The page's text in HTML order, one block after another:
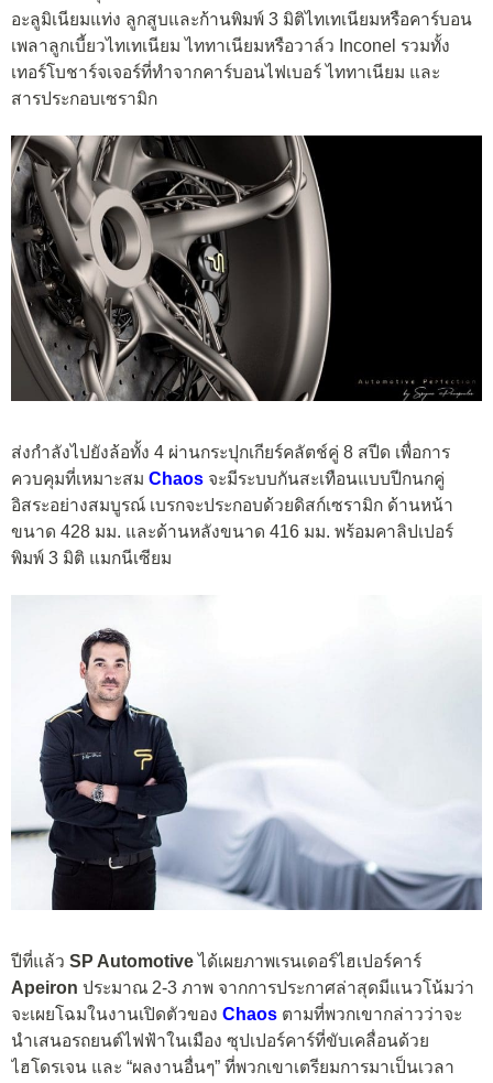
อะลูมิเนียมแท่ง ลูกสูบและก้านพิมพ์ 3 มิติไทเทเนียมหรือคาร์บอน
เพลาลูกเบี้ยวไทเทเนียม ไททาเนียมหรือวาล์ว Inconel รวมทั้ง
เทอร์โบชาร์จเจอร์ที่ทำจากคาร์บอนไฟเบอร์ ไททาเนียม และ
สารประกอบเซรามิก
ส่งกำลังไปยังล้อทั้ง 4 ผ่านกระปุกเกียร์คลัตช์คู่ 8 สปีด เพื่อการ
ควบคุมที่เหมาะสม Chaos จะมีระบบกันสะเทือนแบบปีกนกคู่
อิสระอย่างสมบูรณ์ เบรกจะประกอบด้วยดิสก์เซรามิก ด้านหน้า
ขนาด 428 มม. และด้านหลังขนาด 416 มม. พร้อมคาลิปเปอร์
พิมพ์ 3 มิติ แมกนีเซียม
ปีที่แล้ว SP Automotiveได้เผยภาพเรนเดอร์ไฮเปอร์คาร์
Apeiron ประมาณ 2-3 ภาพ จากการประกาศล่าสุดมีแนวโน้มว่า
จะเผยโฉมในงานเปิดตัวของ Chaos ตามที่พวกเขากล่าวว่าจะ
นำเสนอรถยนต์ไฟฟ้าในเมือง ซุปเปอร์คาร์ที่ขับเคลื่อนด้วย
ไฮโดรเจน และ “ผลงานอื่นๆ” ที่พวกเขาเตรียมการมาเป็นเวลา